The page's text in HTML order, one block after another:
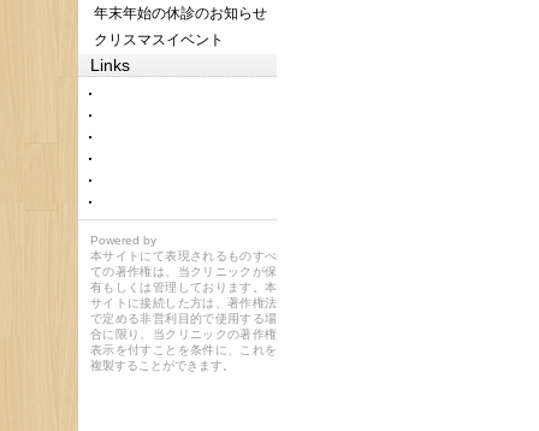
年末年始の休診のお知らせ
クリスマスイベント
Links
Powered by
本サイトにて表現されるものすべ
ての著作権は、当クリニックが保
有もしくは管理しております。本
サイトに接続した方は、著作権法
で定める非営利目的で使用する場
合に限り、当クリニックの著作権
表示を付すことを条件に、これを
複製することができます。